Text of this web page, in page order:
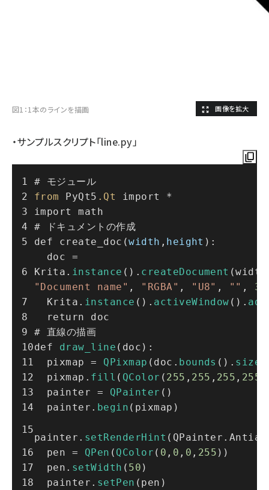
図1：1本のラインを描画
・サンプルスクリプト「line.py」
# モジュール
from
PyQt5 .Qt
import *
import math
# ドキュメントの作成
def create_doc(width , height ):
Krita. instance (). createDocument
"Document name" , "RGBA" , "U8" , "" ,
  Krita.
instance (). activeWindow ().
  return doc
# 直線の描画
def draw_line (doc):
  pixmap =
QPixmap (doc. bounds (). size
  pixmap.
fill ( QColor ( 255 , 255 , 255 , 255
  painter =
QPainter ()
  painter.
begin (pixmap)
painter. setRenderHint
  pen =
QPen ( QColor ( 0 , 0 , 0 , 255 ))
  pen.
setWidth ( 50 )
  painter.
setPen (pen)